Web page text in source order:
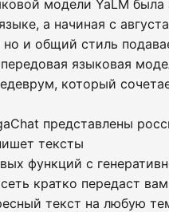
модели YaLM была
а начиная с
но и общий стиль
языковая
который
представлены
тексты
функций с
кратко передаст
текст на любую